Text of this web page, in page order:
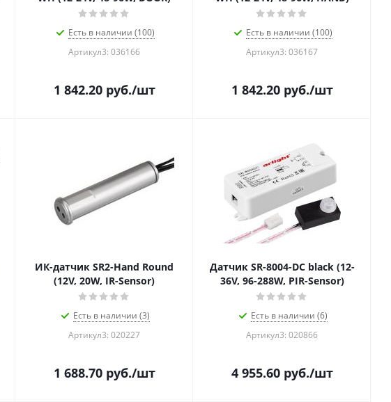
Есть в наличии (100)
Артикул3: 036166
1 842.20руб./шт
Есть в наличии (100)
Артикул3: 036167
1 842.20руб./шт
ИК-датчик SR2-Hand Round
(12V, 20W, IR-Sensor)
Есть в наличии (3)
Артикул3: 020227
1 688.70руб./шт
Датчик SR-8004-DC black (12-
36V, 96-288W, PIR-Sensor)
Есть в наличии (6)
Артикул3: 020866
4 955.60руб./шт